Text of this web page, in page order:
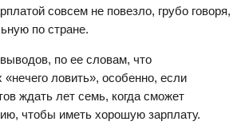
совсем не повезло, грубо говоря,
по стране.
по ее словам, что
«нечего ловить», особенно, если
ждать лет семь, когда сможет
чтобы иметь хорошую зарплату.